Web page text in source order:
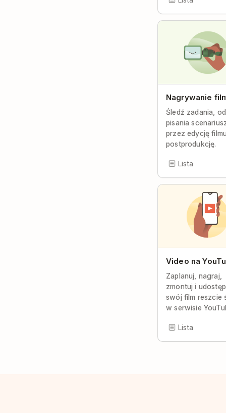
Nagrywanie
Śledź zadania, od
pisania
przez edycję
postprodukcję.
Lista
Video na
Zaplanuj, nagraj,
zmontuj i
swój film reszcie
w serwisie
Lista